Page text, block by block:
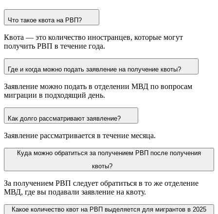
Что такое квота на РВП?
Квота — это количество иностранцев, которые могут
получить РВП в течение года.
Где и когда можно подать заявление на получение квоты?
Заявление можно подать в отделении МВД по вопросам
миграции в подходящий день.
Как долго рассматривают заявление?
Заявление рассматривается в течение месяца.
Куда можно обратиться за получением РВП после получения
квоты?
За получением РВП следует обратиться в то же отделение
МВД, где вы подавали заявление на квоту.
Какое количество квот на РВП выделяется для мигрантов в 2025